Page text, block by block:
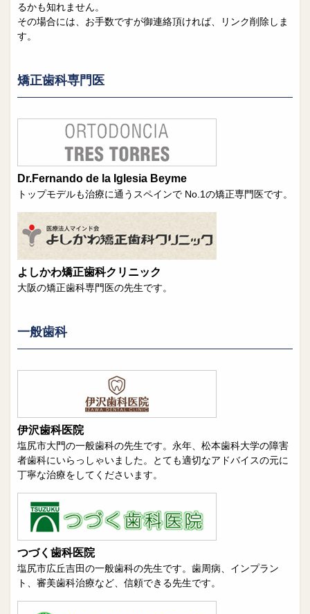
MAILはこちら
るかも知れません。
その場合には、お手数ですが御連絡頂ければ、リンク削除しま
す。
矯正歯科専門医
Dr.Fernando de la Iglesia Beyme
トップモデルも治療に通うスペインで No.1の矯正専門医です。
よしかわ矯正歯科クリニック
大阪の矯正歯科専門医の先生です。
一般歯科
伊沢歯科医院
塩尻市大門の一般歯科の先生です。永年、松本歯科大学の障害
者歯科にいらっしゃいました。とても適切なアドバイスの元に
丁寧な治療をしてくださいます。
つづく歯科医院
塩尻市広丘吉田の一般歯科の先生です。歯周病、インプラン
ト、審美歯科治療など、信頼できる先生です。